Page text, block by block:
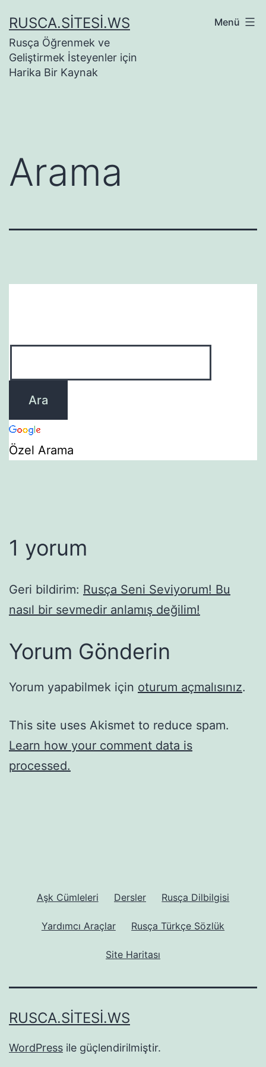
geçRUSCA.SITESI.WS
Rusça Öğrenmek ve
Geliştirmek İsteyenler için
Harika Bir Kaynak
Menü
Arama
Özel Arama
1 yorum
Geri bildirim: Rusça Seni Seviyorum! Bu
nasıl bir sevmedir anlamış değilim!
Yorum Gönderin
Yorum yapabilmek için oturum açmalısınız.
This site uses Akismet to reduce spam.
Learn how your comment data is
processed.
Aşk Cümleleri Dersler Rusça Dilbilgisi
Yardımcı Araçlar Rusça Türkçe Sözlük
Site Haritası
RUSCA.SITESI.WS
WordPress ile güçlendirilmiştir.